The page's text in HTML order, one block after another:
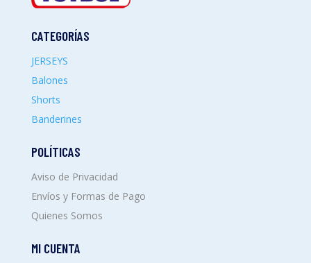
CATEGORÍAS
JERSEYS
Balones
Shorts
Banderines
POLÍTICAS
Aviso de Privacidad
Envíos y Formas de Pago
Quienes Somos
MI CUENTA